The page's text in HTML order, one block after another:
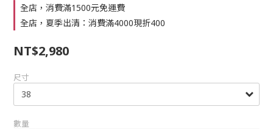
全店，消費滿1500元免運費
全店，夏季出清：消費滿4000現折400
NT$2,980
尺寸
數量